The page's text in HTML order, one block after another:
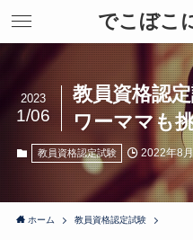
でこぼこ
教員資格認
ワーママも
2023
1/06
教員資格認定試験 2022年8
ホーム 教員資格認定試験